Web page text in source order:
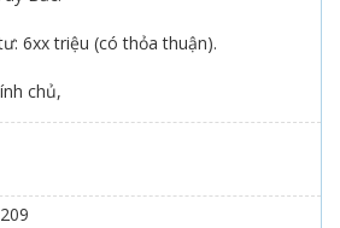
6xx triệu (có thỏa thuận).
chủ,